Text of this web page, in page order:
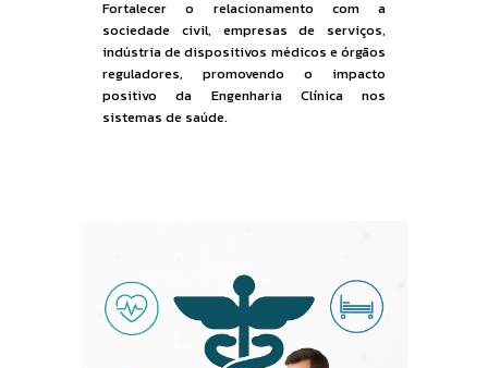
Fortalecer o relacionamento com a
sociedade civil, empresas de serviços,
indústria de dispositivos médicos e órgãos
reguladores, promovendo o impacto
positivo da Engenharia Clínica nos
sistemas de saúde.